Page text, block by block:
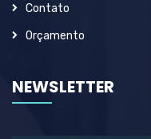
Contato
Orçamento
NEWSLETTER